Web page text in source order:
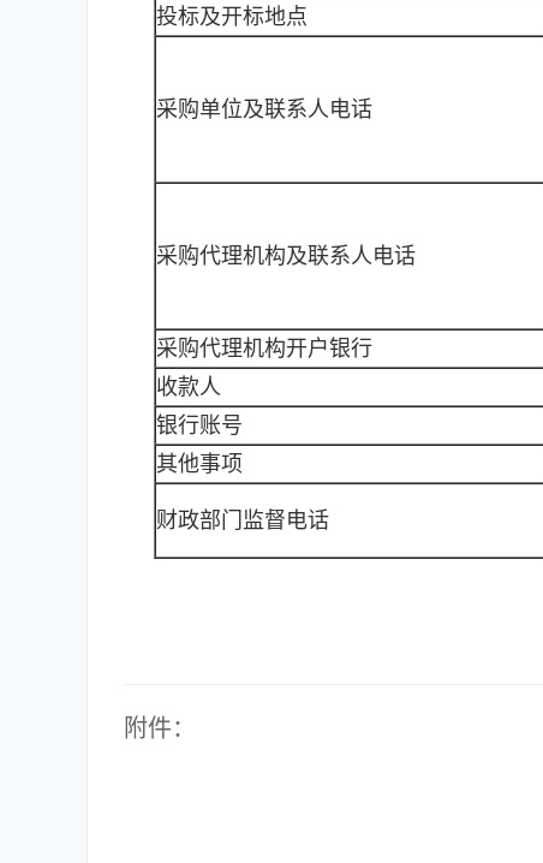
投标及开标地点
采购单位及联系人电话
采购代理机构及联系人电话
采购代理机构开户银行
收款人
银行账号
其他事项
财政部门监督电话
附件：